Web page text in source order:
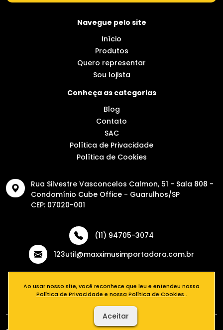
Navegue pelo site
Início
Produtos
Quero representar
Sou lojista
Conheça as categorias
Blog
Contato
SAC
Política de Privacidade
Política de Cookies
Rua Silvestre Vasconcelos Calmon, 51 - Sala 808 -
Condomínio Cube Office - Guarulhos/SP
CEP: 07020-001
(11) 94705-3074
123util@maxximusimportadora.com.br
Ao usar nosso site, você reconhece que leu e entendeu nossa
Política de Privacidade e nossa Política de Cookies .
Aceitar